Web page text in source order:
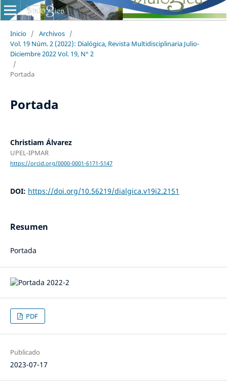
Inicio / Archivos /
Vol. 19 Núm. 2 (2022): Dialógica, Revista Multidisciplinaria Julio-
Diciembre 2022 Vol. 19, N° 2
/
Portada
Portada
Christiam Álvarez
UPEL-IPMAR
https://orcid.org/0000-0001-6171-5147
DOI: https://doi.org/10.56219/dialgica.v19i2.2151
Resumen
Portada
PDF
Publicado
2023-07-17